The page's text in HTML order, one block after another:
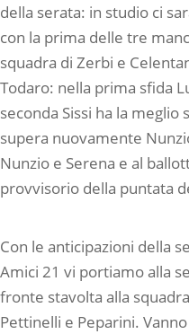
della serata: in studio ci
con la prima delle tre
squadra di Zerbi e
Todaro: nella prima sfida
seconda Sissi ha la meglio
supera nuovamente
Nunzio e Serena e al
provvisorio della puntata
Con le anticipazioni della
Amici 21 vi portiamo alla
fronte stavolta alla
Pettinelli e Peparini.